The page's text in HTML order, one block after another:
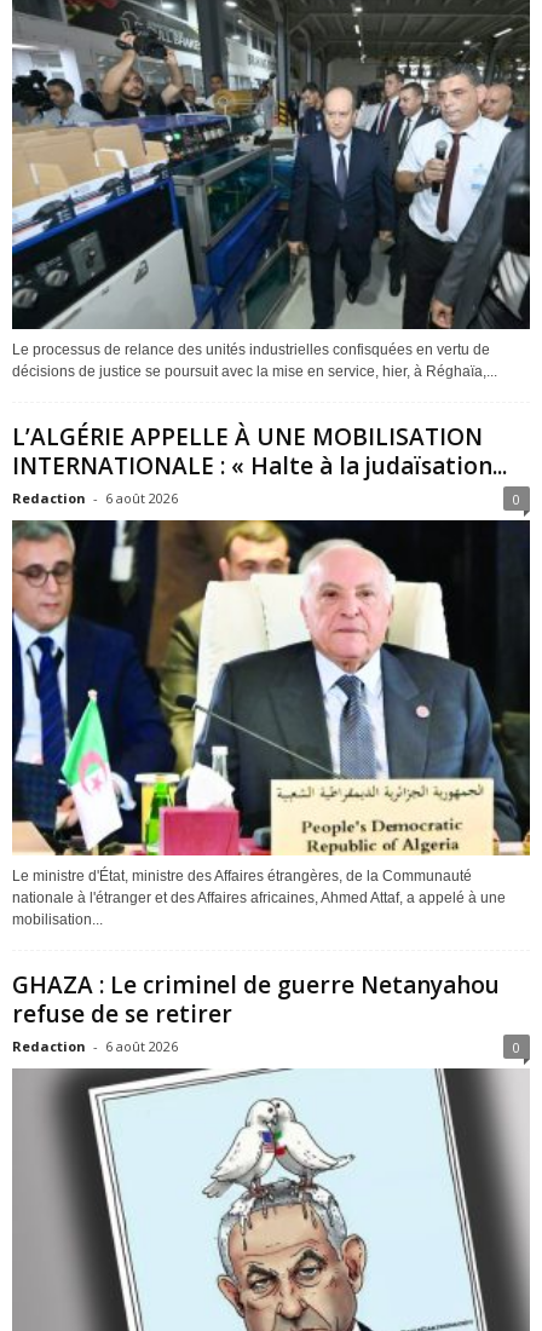
Le processus de relance des unités industrielles confisquées en vertu de
décisions de justice se poursuit avec la mise en service, hier, à Réghaïa,...
L’ALGÉRIE APPELLE À UNE MOBILISATION
INTERNATIONALE : « Halte à la judaïsation...
Redaction - 6 août 2026 0
Le ministre d'État, ministre des Affaires étrangères, de la Communauté
nationale à l'étranger et des Affaires africaines, Ahmed Attaf, a appelé à une
mobilisation...
GHAZA : Le criminel de guerre Netanyahou
refuse de se retirer
Redaction - 6 août 2026 0